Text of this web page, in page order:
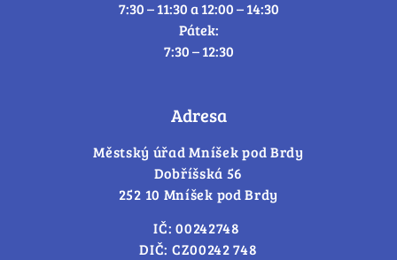
7:30 – 11:30 a 12:00 – 14:30
Pátek:
7:30 – 12:30
Adresa
Městský úřad Mníšek pod Brdy
Dobříšská 56
252 10 Mníšek pod Brdy
IČ: 00242748
DIČ: CZ00242 748